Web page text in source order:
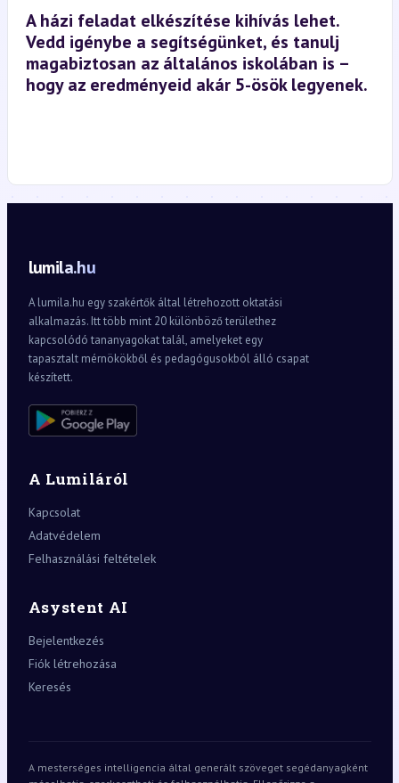
A házi feladat elkészítése kihívás lehet.
Vedd igénybe a segítségünket, és tanulj
magabiztosan az általános iskolában is –
hogy az eredményeid akár 5-ösök legyenek.
lumila.hu
A lumila.hu egy szakértők által létrehozott oktatási
alkalmazás. Itt több mint 20 különböző területhez
kapcsolódó tananyagokat talál, amelyeket egy
tapasztalt mérnökökből és pedagógusokból álló csapat
készített.
A Lumiláról
Kapcsolat
Adatvédelem
Felhasználási feltételek
Asystent AI
Bejelentkezés
Fiók létrehozása
Keresés
A mesterséges intelligencia által generált szöveget segédanyagként